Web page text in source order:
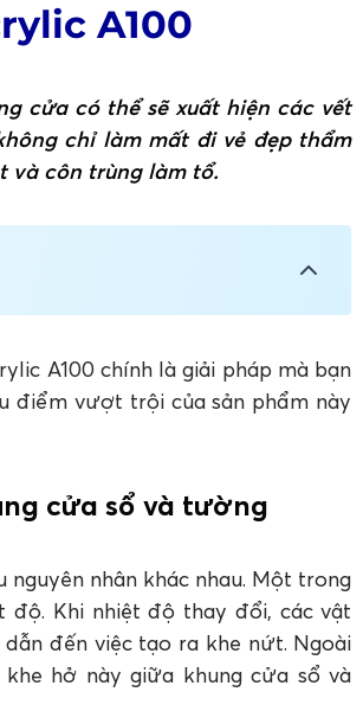
A100
cửa có thể sẽ xuất hiện các vết
chỉ làm mất đi vẻ đẹp thẩm
và côn trùng làm tổ.
cửa sổ
sổ và tường với keo Apollo
hiện?
Apollo A100 gồm những bước
A100 chính là giải pháp mà bạn
điểm vượt trội của sản phẩm này
cửa sổ và tường
nhân khác nhau. Một trong
độ. Khi nhiệt độ thay đổi, các vật
đến việc tạo ra khe nứt. Ngoài
hở này giữa khung cửa sổ và